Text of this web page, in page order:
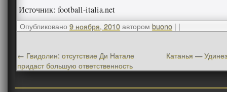
Источник: football-italia.net
Опубликовано9 ноября, 2010автором buono | |
← Гвидолин: отсутствие Ди Натале
придаст большую ответственность
Катанья —